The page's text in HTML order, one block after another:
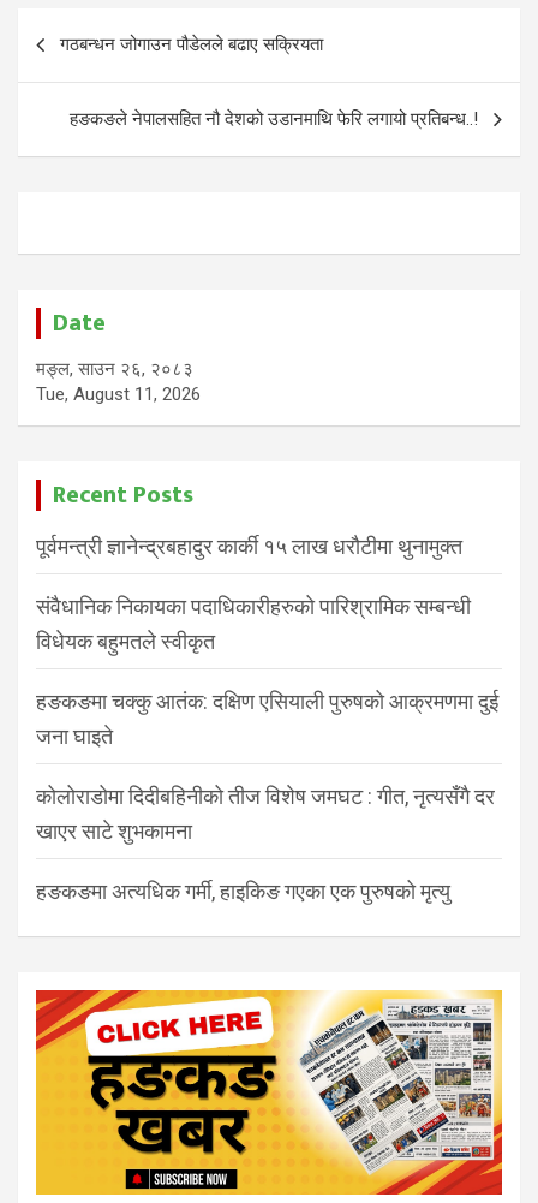
Post
navigation
गठबन्धन जोगाउन पौडेलले बढाए सक्रियता
हङकङले नेपालसहित नौ देशको उडानमाथि फेरि लगायो प्रतिबन्ध..!
Date
मङ्ल, साउन २६, २०८३
Tue, August 11, 2026
Recent Posts
पूर्वमन्त्री ज्ञानेन्द्रबहादुर कार्की १५ लाख धरौटीमा थुनामुक्त
संवैधानिक निकायका पदाधिकारीहरुको पारिश्रामिक सम्बन्धी
विधेयक बहुमतले स्वीकृत
हङकङमा चक्कु आतंक: दक्षिण एसियाली पुरुषको आक्रमणमा दुई
जना घाइते
कोलोराडोमा दिदीबहिनीको तीज विशेष जमघट : गीत, नृत्यसँगै दर
खाएर साटे शुभकामना
हङकङमा अत्यधिक गर्मी, हाइकिङ गएका एक पुरुषको मृत्यु